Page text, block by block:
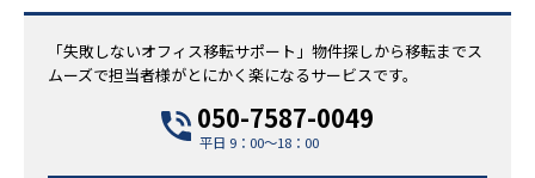
「失敗しないオフィス移転サポート」物件探しから移転までス
ムーズで担当者様がとにかく楽になるサービスです。
050-7587-0049
平日 9：00～18：00